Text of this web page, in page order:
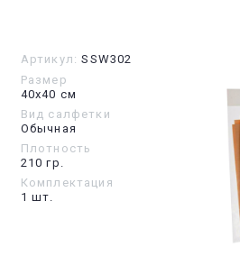
Артикул: SSW302
Размер
40х40 см
Вид салфетки
Обычная
Плотность
210 гр.
Комплектация
1 шт.